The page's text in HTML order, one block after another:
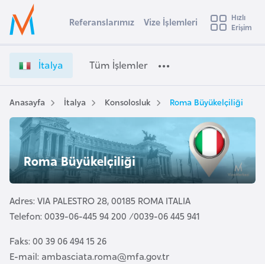
Ülke Seçimi
Başvuru yapmak istediğiniz ülkeyi seçin
Üye
Girişi
t
l
y
a
V
i
z
e
İ
ş
l
e
l
e
e
ş
i
Referanslarımız Vize İşlemleri
Hızlı
Erişim
İtalya Tüm İşlemler
Anasayfa İtalya Konsolosluk Roma Büyükelçiliği
Roma Büyükelçiliği
Adres: VIA PALESTRO 28, 00185 ROMA ITALIA
Telefon: 0039-06-445 94 200 /0039-06 445 941
Faks: 00 39 06 494 15 26
E-mail: ambasciata.roma@mfa.gov.tr
s
t
r
a
A
v
u
t
u
r
y